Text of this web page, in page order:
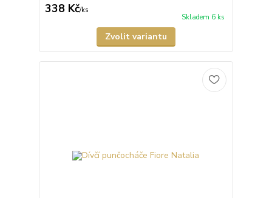
338 Kč/ks
Skladem 6 ks
Zvolit variantu